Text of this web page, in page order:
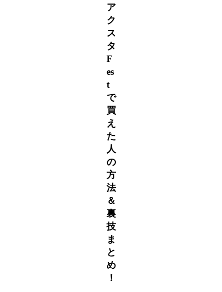
ア
ク
ス
タ
F
es
t
で
買
え
た
人
の
方
法
＆
裏
技
ま
と
め
！